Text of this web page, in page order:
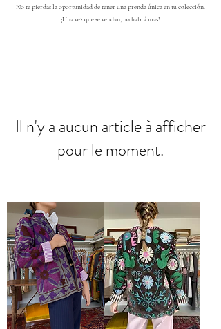
No te pierdas la oportunidad de tener una prenda única en tu colección.
¡Una vez que se vendan, no habrá más!
Il n'y a aucun article à afficher
pour le moment.